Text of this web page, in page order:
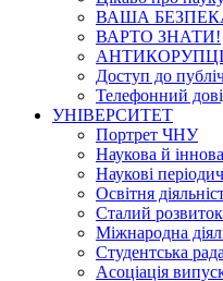
ВАША
ВАРТО ЗНАТИ!
Доступ до
Телефонний
УНІВЕРСИТЕТ
Портрет ЧНУ
Наукова й
Наукові
Освітня
Сталий розвиток
Міжнародна
Студентська рада
Асоціація